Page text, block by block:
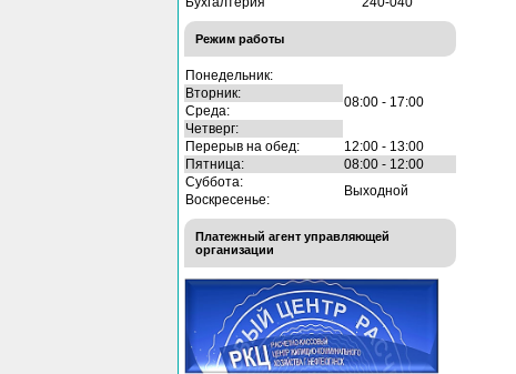
Режим работы
Понедельник:
08:00 - 17:00
Вторник:
Среда:
Четверг:
Перерыв на обед:
12:00 - 13:00
Пятница:
08:00 - 12:00
Суббота:
Выходной
Воскресенье:
Платежный агент управляющей
организации